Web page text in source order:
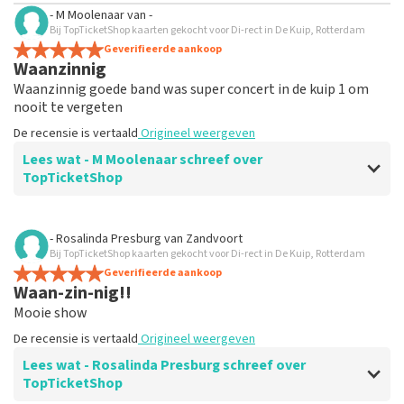
- M Moolenaarvan -
Bij TopTicketShop kaarten gekocht voor Di-rect in De Kuip, Rotterdam
Geverifieerde aankoop
Waanzinnig
Waanzinnig goede band was super concert in de kuip 1 om
nooit te vergeten
De recensie is vertaald Origineel weergeven
Lees wat - M Moolenaar schreef over
TopTicketShop
Beoordeling van - M Moolenaar over
Heel goed
Een dikke 10
De recensie is vertaald
- Rosalinda Presburg van Zandvoort
Bij TopTicketShop kaarten gekocht voor Di-rect in De Kuip, Rotterdam
Geverifieerde aankoop
Waan-zin-nig!!
Mooie show
De recensie is vertaald Origineel weergeven
Lees wat - Rosalinda Presburg schreef over
TopTicketShop